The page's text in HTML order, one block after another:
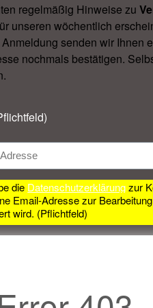
regelmäßig Hinweise zu
unseren wöchentlich
senden wir Ihnen
nochmals bestätigen.
die Datenschutzerklärungzur
Email-Adresse zur
wird. (Pflichtfeld)